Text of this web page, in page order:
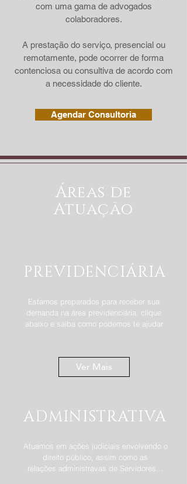
com uma gama de advogados
colaboradores.
A prestação do serviço, presencial ou
remotamente, pode ocorrer de forma
contenciosa ou consultiva de acordo com
a necessidade do cliente.
Agendar Consultoria
Áreas de
Atuação
PREVIDENCIÁRIA
Estamos preparados para receber sua
demanda na área previdenciária, clique
abaixo e saiba como podemos te ajudar
Ver Mais
ADMINISTRATIVA
Atuamos em ações judiciais envolvendo o
direito público, assim como as
relações administravas de Servidores...